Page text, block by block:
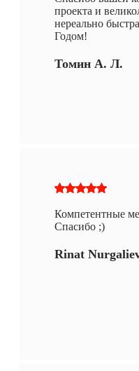
проекта и
нереально
Годом!
Томин А. Л.
Компетентные
Спасибо ;)
Rinat